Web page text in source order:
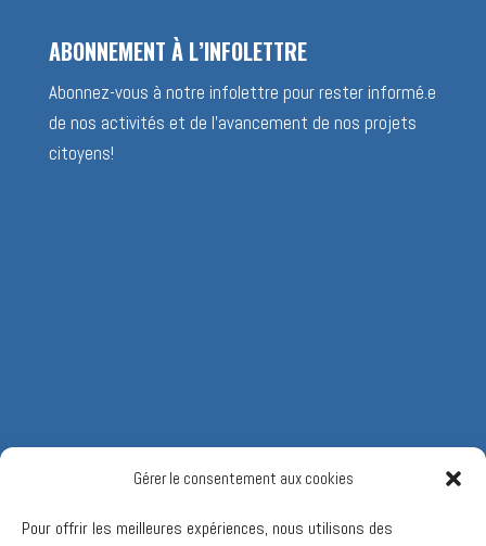
Gérer le consentement aux cookies
Pour offrir les meilleures expériences, nous utilisons des
ABONNEMENT À L’INFOLETTRE
Abonnez-vous à notre infolettre pour rester informé.e
de nos activités et de l’avancement de nos projets
citoyens!